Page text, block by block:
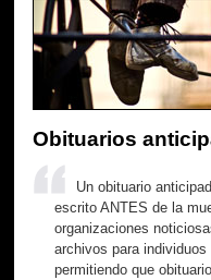
Obituarios
Un obituario
escrito ANTES de la
organizaciones
archivos para
permitiendo que